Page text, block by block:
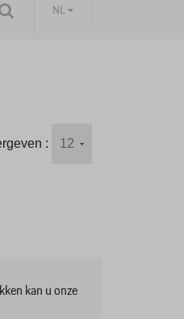
NL
:
kan u onze